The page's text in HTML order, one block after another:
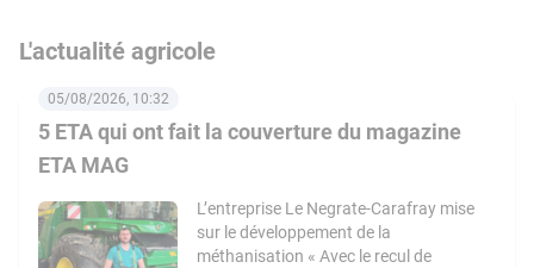
L'actualité agricole
5 ETA qui ont fait la couverture du magazine
ETA MAG
05/08/2026, 10:32
L’entreprise Le Negrate-Carafray mise
sur le développement de la
méthanisation « Avec le recul de